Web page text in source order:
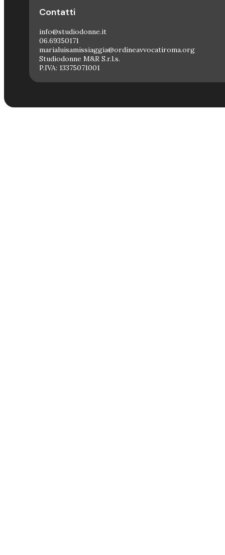
Contatti
info@studiodonne.it
06.69350171
marialuisamissiaggia@ordineavvocatiroma.org
Studiodonne M&R S.r.l.s.
P.IVA: 13375071001